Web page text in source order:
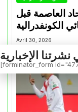
العاصمة قبل
الكونفدرالية
Avril 30, 2026
[forminator_form